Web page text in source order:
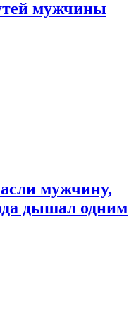
мужчины
мужчину,
дышал одним